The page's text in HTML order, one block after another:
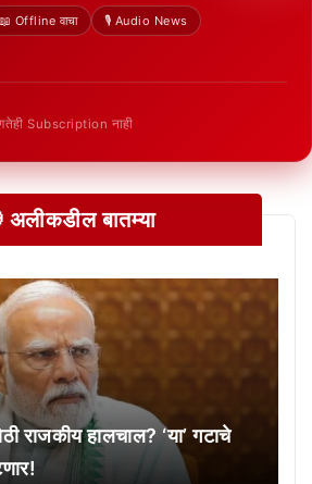
📖 Offline वाचा
🎙️ Audio News
Subscription नाही
अलीकडील बातम्या
राजकीय हालचाल? ‘या’ गटाचे